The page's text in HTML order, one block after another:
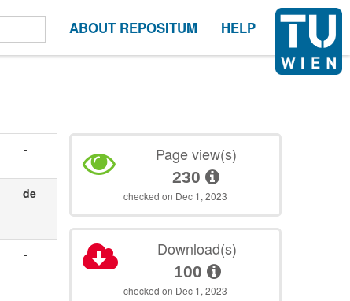
ABOUT REPOSITUM HELP
-
de
-
Page view(s)
230
checked on Dec 1, 2023
Download(s)
100
checked on Dec 1, 2023